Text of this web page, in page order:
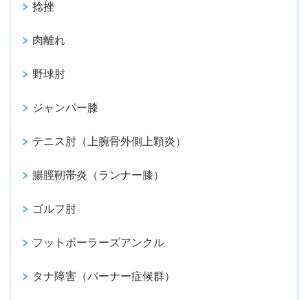
捻挫
肉離れ
野球肘
ジャンパー膝
テニス肘（上腕骨外側上顆炎）
腸脛靭帯炎（ランナー膝）
ゴルフ肘
フットボーラーズアンクル
タナ障害（バーナー症候群）